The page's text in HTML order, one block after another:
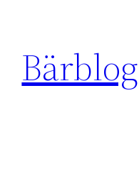
springen
Bärblog